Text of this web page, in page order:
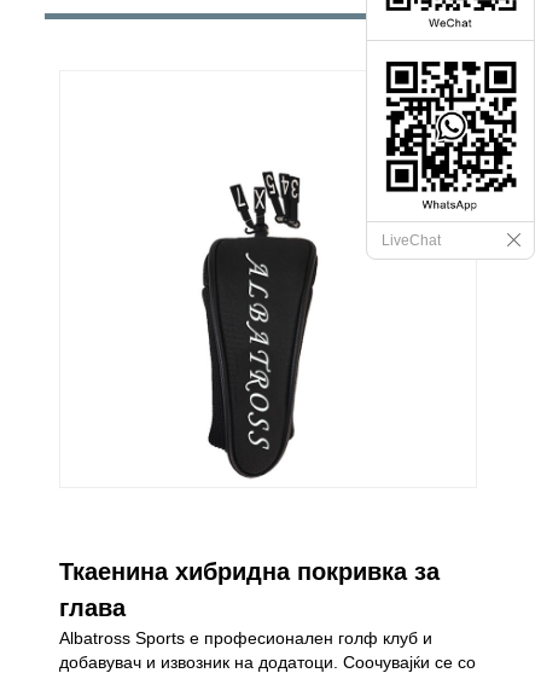
Ткаенина хибридна покривка за
глава
Albatross Sports е професионален голф клуб и
добавувач и извозник на додатоци. Соочувајќи се со
LiveChat